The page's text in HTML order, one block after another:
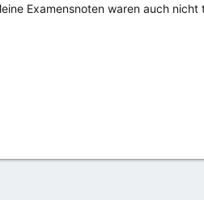
Examensnoten waren auch